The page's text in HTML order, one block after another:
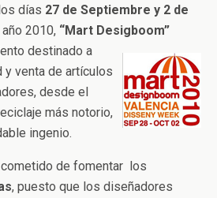
días 27 de Septiembre y 2 de
2010, “Mart Desigboom”
destinado a
venta de artículos
desde el
más notorio,
ingenio.
de fomentar los
, puesto que los diseñadores